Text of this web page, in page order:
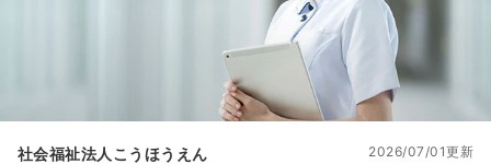
社会福祉法人こうほうえん 2026/07/01更新